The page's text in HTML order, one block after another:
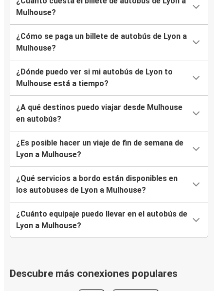
Mulhouse?
¿Cómo se paga un billete de autobús de Lyon a
Mulhouse?
¿Dónde puedo ver si mi autobús de Lyon to
Mulhouse está a tiempo?
¿A qué destinos puedo viajar desde Mulhouse
en autobús?
¿Es posible hacer un viaje de fin de semana de
Lyon a Mulhouse?
¿Qué servicios a bordo están disponibles en
los autobuses de Lyon a Mulhouse?
¿Cuánto equipaje puedo llevar en el autobús de
Lyon a Mulhouse?
Descubre más conexiones populares